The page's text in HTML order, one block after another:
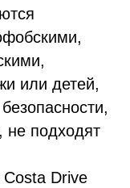
или детей,
не подходят
Drive